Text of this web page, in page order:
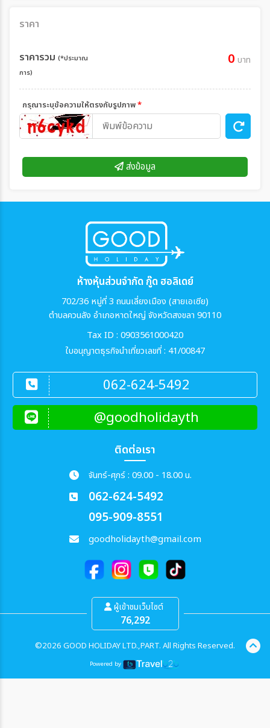
ราคา
ราคารวม (*ประมาณ
การ)
0 บาท
กรุณาระบุข้อความให้ตรงกับรูปภาพ*
ส่งข้อมูล
ห้างหุ้นส่วนจำกัด กู๊ด ฮอลิเดย์
702/36 หมู่ที่ 3 ถนนเลี่ยงเมือง (สายเอเซีย)
ตำบลควนลัง อำเภอหาดใหญ่ จังหวัดสงขลา 90110
Tax ID : 0903561000420
ใบอนุญาตธุรกิจนำเที่ยวเลขที่ : 41/00847
062-624-5492
@goodholidayth
ติดต่อเรา
จันทร์-ศุกร์ : 09.00 - 18.00 น.
062-624-5492
095-909-8551
goodholidayth@gmail.com
ผู้เข้าชมเว็บไซต์
76,292
©2026 GOOD HOLIDAY LTD.,PART. All Rights Reserved.
Powered by